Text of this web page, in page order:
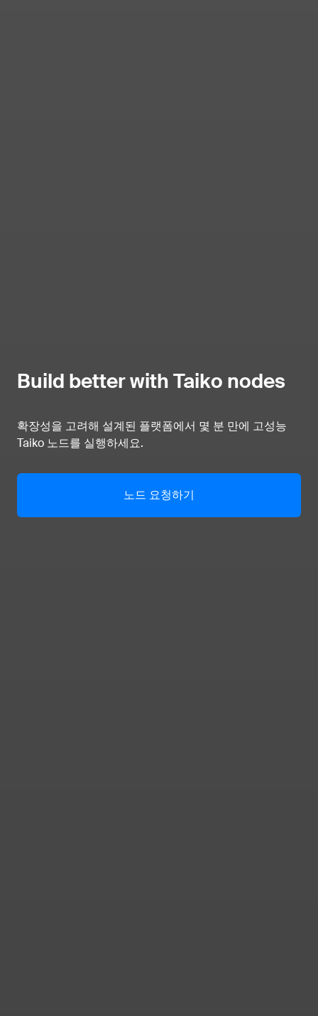
Build better with Taiko nodes
확장성을 고려해 설계된 플랫폼에서 몇 분 만에 고성능
Taiko 노드를 실행하세요.
노드 요청하기